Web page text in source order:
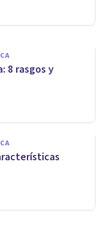
8 rasgos y